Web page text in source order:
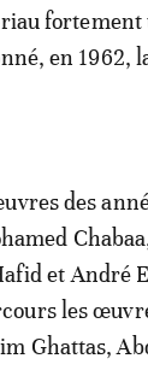
en 1962,
des
et André
les
Ghattas,